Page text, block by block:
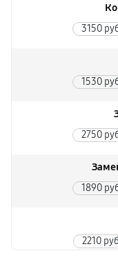
3150
1530
2750
1890
2210 руб